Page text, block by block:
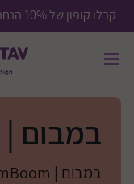
קבלו קופון של 10% הנחה -
במבום | BamBoom
במבום | BamBoom